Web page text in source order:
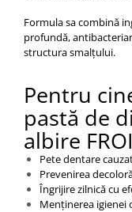
Formula sa combină
profundă,
structura smalțului.
Pentru
pastă de
albire
Pete dentare
Prevenirea
Îngrijire zilnică cu
Menținerea igienei